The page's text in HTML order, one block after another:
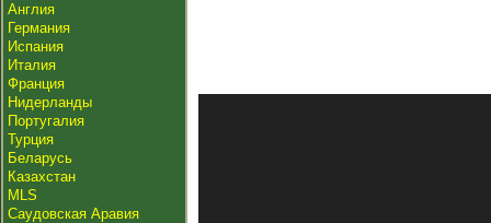
Англия
Германия
Испания
Италия
Франция
Нидерланды
Португалия
Турция
Беларусь
Казахстан
MLS
Саудовская Аравия